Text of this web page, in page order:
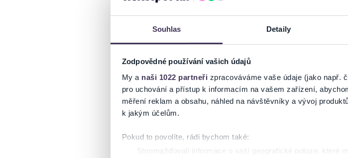
Souhlas Detaily
Zodpovědné používání vašich údajů
My a naši 1022 partneři zpracováváme vaše údaje (jako např.
pro uchování a přístup k informacím na vašem zařízení,
měření reklam a obsahu, náhled na návštěvníky a vývoj
k jakým účelům.
Pokud to povolíte, rádi bychom také:
Shromažďovali informace o vaší geografické poloze, které
podujatie nie je
uvedené vo
vstupeniek na
Usporiadateľ sa
DSA) zaviazal
uplatniteľným
stránketu.